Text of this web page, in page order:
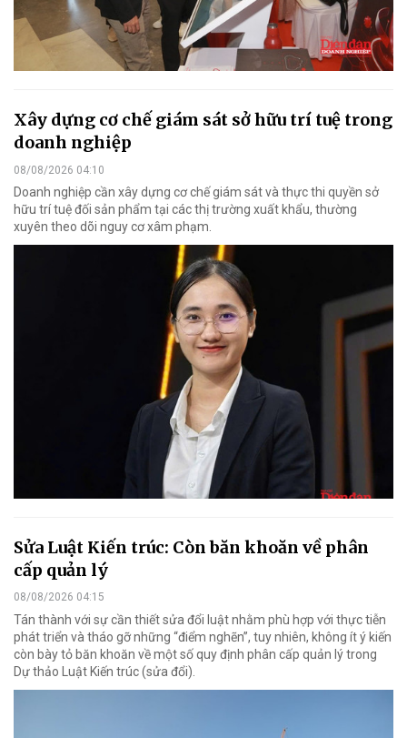
Xây dựng cơ chế giám sát sở hữu trí tuệ trong
doanh nghiệp
08/08/2026 04:10
Doanh nghiệp cần xây dựng cơ chế giám sát và thực thi quyền sở
hữu trí tuệ đối sản phẩm tại các thị trường xuất khẩu, thường
xuyên theo dõi nguy cơ xâm phạm.
Sửa Luật Kiến trúc: Còn băn khoăn về phân
cấp quản lý
08/08/2026 04:15
Tán thành với sự cần thiết sửa đổi luật nhằm phù hợp với thực tiễn
phát triển và tháo gỡ những “điểm nghẽn”, tuy nhiên, không ít ý kiến
còn bày tỏ băn khoăn về một số quy định phân cấp quản lý trong
Dự thảo Luật Kiến trúc (sửa đổi).